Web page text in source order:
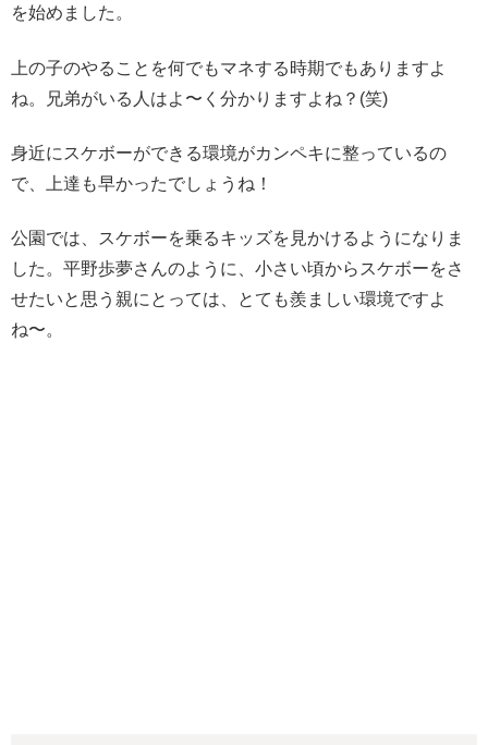
を始めました。
上の子のやることを何でもマネする時期でもありますよ
ね。兄弟がいる人はよ〜く分かりますよね？(笑)
身近にスケボーができる環境がカンペキに整っているの
で、上達も早かったでしょうね！
公園では、スケボーを乗るキッズを見かけるようになりま
した。平野歩夢さんのように、小さい頃からスケボーをさ
せたいと思う親にとっては、とても羨ましい環境ですよ
ね〜。